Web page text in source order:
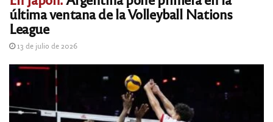
última ventana de la Volleyball Nations
League
13 de julio de 2026